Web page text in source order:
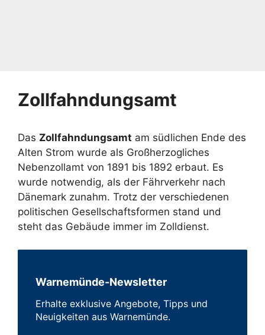
Zollfahndungsamt
Das Zollfahndungsamt am südlichen Ende des
Alten Strom wurde als Großherzogliches
Nebenzollamt von 1891 bis 1892 erbaut. Es
wurde notwendig, als der Fährverkehr nach
Dänemark zunahm. Trotz der verschiedenen
politischen Gesellschaftsformen stand und
steht das Gebäude immer im Zolldienst.
Warnemünde-Newsletter
Erhalte exklusive Angebote, Tipps und
Neuigkeiten aus Warnemünde.